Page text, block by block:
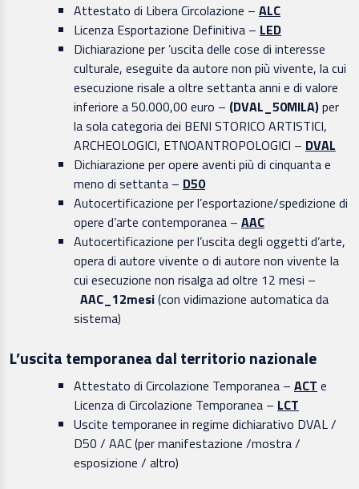
Attestato di Libera Circolazione – ALC
Licenza Esportazione Definitiva – LED
Dichiarazione per ’uscita delle cose di interesse
culturale, eseguite da autore non più vivente, la cui
esecuzione risale a oltre settanta anni e di valore
inferiore a 50.000,00 euro – (DVAL_50MILA)per
la sola categoria dei BENI STORICO ARTISTICI,
ARCHEOLOGICI, ETNOANTROPOLOGICI – DVAL
Dichiarazione per opere aventi più di cinquanta e
meno di settanta – D50
Autocertificazione per l’esportazione/spedizione di
opere d’arte contemporanea – AAC
Autocertificazione per l’uscita degli oggetti d’arte,
opera di autore vivente o di autore non vivente la
cui esecuzione non risalga ad oltre 12 mesi –
AAC_12mesi(con vidimazione automatica da
sistema)
L’uscita temporanea dal territorio nazionale
Attestato di Circolazione Temporanea – ACT e
Licenza di Circolazione Temporanea – LCT
Uscite temporanee in regime dichiarativo DVAL /
D50 / AAC (per manifestazione /mostra /
esposizione / altro)